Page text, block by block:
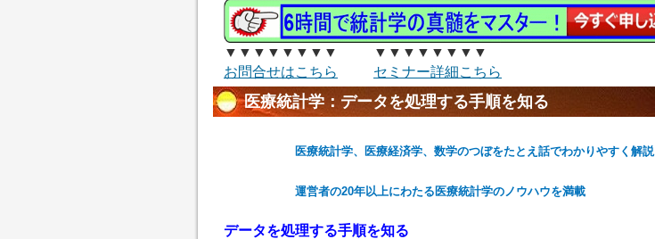
▼▼▼▼▼▼▼▼ ▼▼▼▼▼▼▼▼
お問合せはこちら
セミナー詳細こちら
医療統計学：データを処理する手順を知る
医療統計学、医療経済学、数学のつぼをたとえ話でわかりやすく解説
運営者の20年以上にわたる医療統計学のノウハウを満載
データを処理する手順を知る